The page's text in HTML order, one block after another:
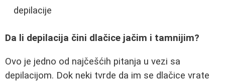
depilacije
Da li depilacija čini dlačice jačim i tamnijim?
Ovo je jedno od najčešćih pitanja u vezi sa
depilacijom. Dok neki tvrde da im se dlačice vrate